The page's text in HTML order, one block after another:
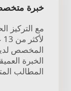
خبرة
مع التركيز
المخصص
الخبرة
المطالب